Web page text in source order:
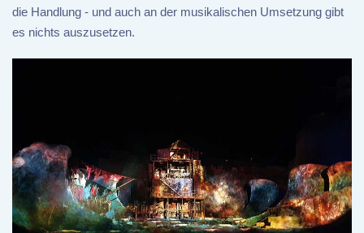
die Handlung - und auch an der musikalischen Umsetzung gibt
es nichts auszusetzen.